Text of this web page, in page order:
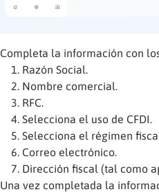
Completa la información con
Razón Social.
Nombre comercial.
RFC.
Selecciona el uso de CFDI.
Selecciona el régimen
Correo electrónico.
Dirección fiscal (tal como
Una vez completada la